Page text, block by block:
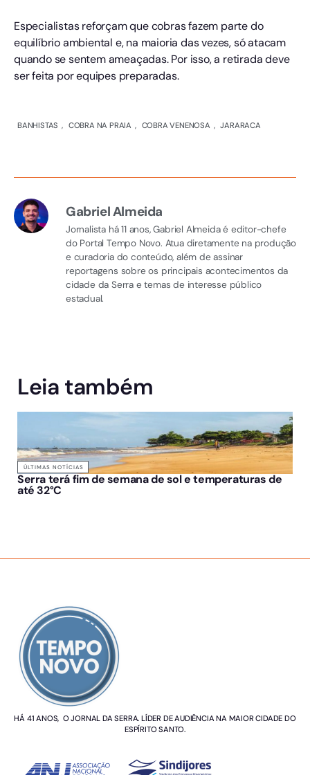
Especialistas reforçam que cobras fazem parte do
equilíbrio ambiental e, na maioria das vezes, só atacam
quando se sentem ameaçadas. Por isso, a retirada deve
ser feita por equipes preparadas.
BANHISTAS , COBRA NA PRAIA , COBRA VENENOSA , JARARACA
Gabriel Almeida
Jornalista há 11 anos, Gabriel Almeida é editor-chefe
do Portal Tempo Novo. Atua diretamente na produção
e curadoria do conteúdo, além de assinar
reportagens sobre os principais acontecimentos da
cidade da Serra e temas de interesse público
estadual.
Leia também
ÚLTIMAS NOTÍCIAS
Serra terá fim de semana de sol e temperaturas de
até 32°C
HÁ 41 ANOS, O JORNAL DA SERRA. LÍDER DE AUDIÊNCIA NA MAIOR CIDADE DO
ESPÍRITO SANTO.